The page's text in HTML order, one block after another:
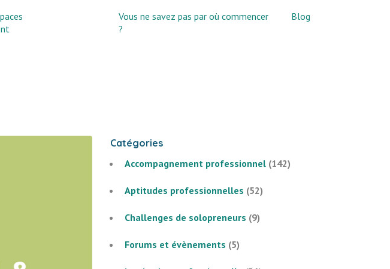
Vous ne savez pas par où commencer
?
Blog
Catégories
Accompagnement professionnel (142)
Aptitudes professionnelles (52)
Challenges de solopreneurs (9)
Forums et évènements (5)